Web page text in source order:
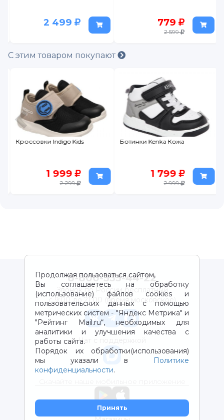
2 499 779
2 599
С этим товаром покупают
Кроссовки Indigo Kids
1 999
2 299
Ботинки Kenka Кожа
1 799
2 999
Продолжая пользоваться сайтом,
Вы соглашаетесь на обработку
(использование) файлов cookies и
пользовательских данных с помощью
метрических систем - "Яндекс Метрика" и
"Рейтинг Mail.ru“, необходимых для
аналитики и улучшения качества с
работы сайта.
Порядок их обработки(использования)
мы указали в
Политике
конфиденциальности.
Принять
8-800-333-44-22
Звонок по России бесплатный
с 9:00 до 21:00 (время московское)
Чат с поддержкой